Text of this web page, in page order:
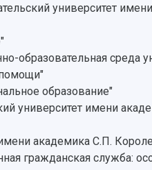
университет
образовательная среда
образование"
университет имени
академика С.П.
гражданская служба: